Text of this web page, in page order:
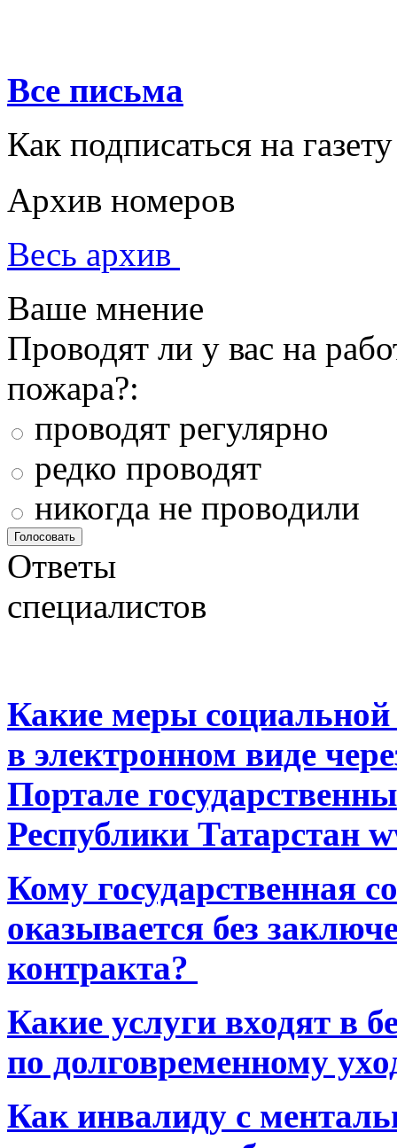
Все письма
Как подписаться на газету
Архив номеров
Весь архив
Ваше мнение
Проводят ли у вас на
пожара?:
проводят регулярно
редко проводят
никогда не проводили
Ответы
специалистов
Какие меры
в электронном виде
Портале
Республики Татарстан
Кому государственная
оказывается без
контракта?
Какие услуги входят в
по долговременному
Как инвалиду с